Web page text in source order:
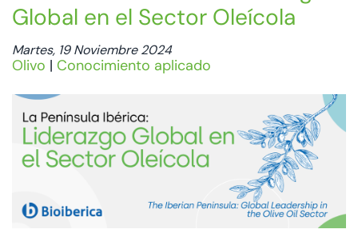
Global en el Sector Oleícola
Martes, 19 Noviembre 2024
Olivo | Conocimiento aplicado